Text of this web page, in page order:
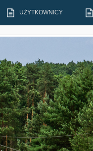
UŻYTKOWNICY